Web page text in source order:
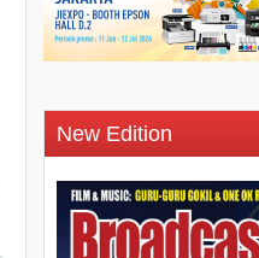
New Edition